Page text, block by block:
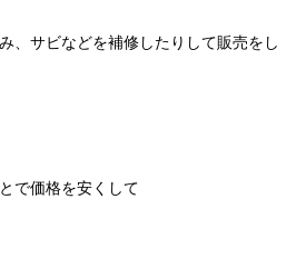
、サビなどを補修したりして販売をし
で価格を安くして